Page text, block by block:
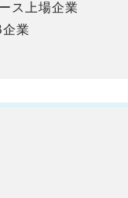
ス上場企業
業